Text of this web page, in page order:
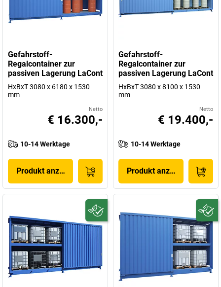
Gefahrstoff-
Regalcontainer zur
passiven Lagerung LaCont
HxBxT 3080 x 6180 x 1530
mm
Netto
€ 16.300,-
10-14 Werktage
Produkt anzeigen
Gefahrstoff-
Regalcontainer zur
passiven Lagerung LaCont
HxBxT 3080 x 8100 x 1530
mm
Netto
€ 19.400,-
10-14 Werktage
Produkt anzeigen